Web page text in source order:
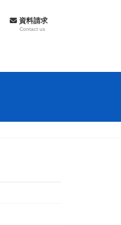
資料請求
Contact us